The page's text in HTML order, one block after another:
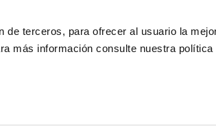
de terceros, para ofrecer al usuario la
más información consulte nuestra política
Piaggio Group
El Museo Moto Guzzi